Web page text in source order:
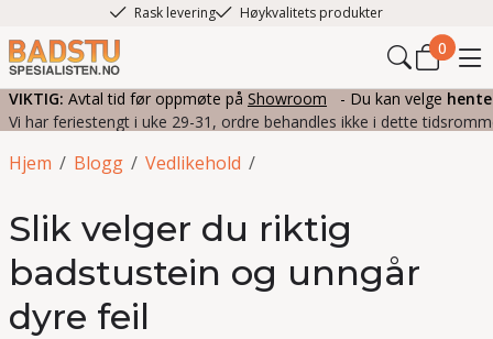
Rask levering Høykvalitets produkter
0
VIKTIG: Avtal tid før oppmøte på Showroom - Du kan velge
Vi har feriestengt i uke 29-31, ordre behandles ikke i dette
/
Hjem /
Blogg /
Vedlikehold
Slik velger du riktig
badstustein og unngår
dyre feil